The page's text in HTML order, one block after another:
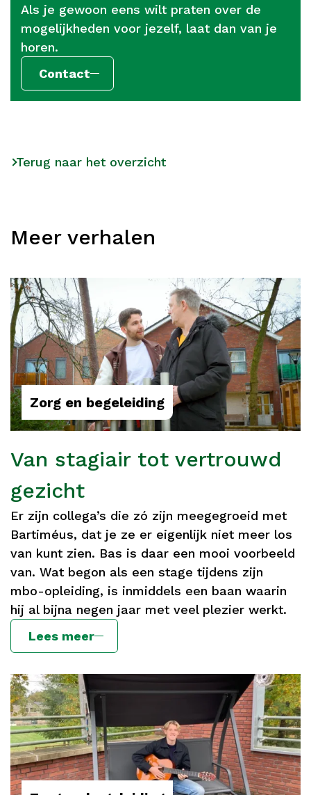
Als je gewoon eens wilt praten over de
mogelijkheden voor jezelf, laat dan van je
horen.
Contact
Terug naar het overzicht
Meer verhalen
Van stagiair tot vertrouwd
gezicht
Zorg en begeleiding
Er zijn collega’s die zó zijn meegegroeid met
Bartiméus, dat je ze er eigenlijk niet meer los
van kunt zien. Bas is daar een mooi voorbeeld
van. Wat begon als een stage tijdens zijn
mbo-opleiding, is inmiddels een baan waarin
hij al bijna negen jaar met veel plezier werkt.
Lees meer